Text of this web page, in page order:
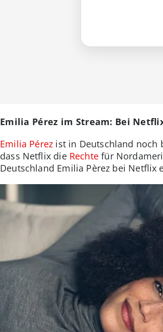
Emilia Pérez im Stream: Bei
Emilia Pérez ist in Deutschland noch
dass Netflix die Rechtefür
Deutschland Emilia Pèrez bei Netflix